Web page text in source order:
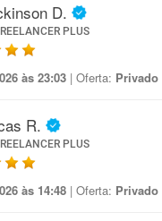
D.
PLUS
às 23:03 | Oferta: Privado
R.
PLUS
às 14:48 | Oferta: Privado